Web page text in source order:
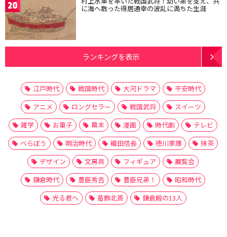
20 に海へ散った得居通幸の波乱に満ちた生涯
ランキングを表示
江戸時代 戦国時代 大河ドラマ
平安時代
アニメ
ロングセラー 戦国武将
スイーツ
雑学
お菓子 幕末 漫画 時代劇
テレビ
べらぼう
明治時代 織田信長 徳川家康
抹茶
デザイン
文房具 フィギュア
展覧会
鎌倉時代
豊臣秀吉 豊臣兄弟！
昭和時代
光る君へ
葛飾北斎 鎌倉殿の13人